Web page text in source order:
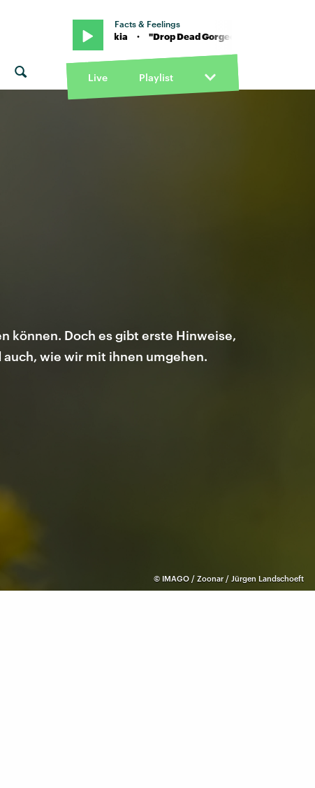
Facts & Feelings
Princess Nokia · "Drop Dead Gorgeous" von Princess Nokia ·
Live Playlist
© IMAGO / Zoonar / Jürgen Landschoeft
können. Doch es gibt erste Hinweise,
wie wir mit ihnen umgehen.